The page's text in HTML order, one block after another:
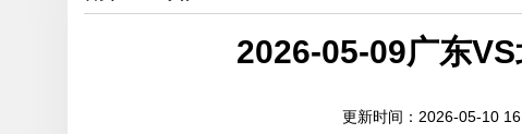
2026-05-09广东
更新时间：2026-05-10